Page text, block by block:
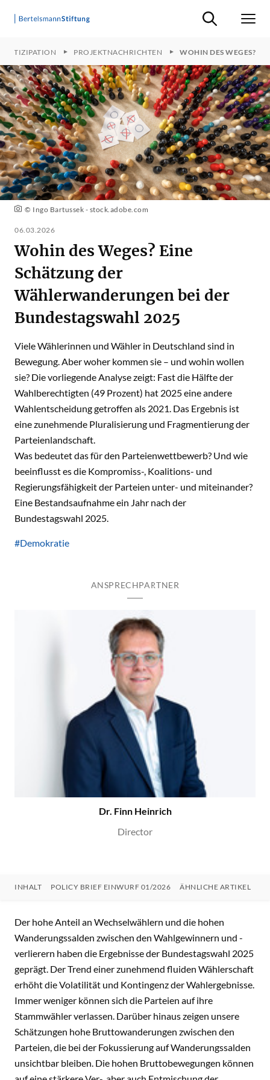
Suche ein-/
PROJEKTNACHRICHTEN WOHIN DES WEGES?
© Ingo Bartussek - stock.adobe.com
06.03.2026
Wohin des Weges? Eine
Schätzung der
Wählerwanderungen bei der
Bundestagswahl 2025
Viele Wählerinnen und Wähler in Deutschland sind in
Bewegung. Aber woher kommen sie – und wohin wollen
sie? Die vorliegende Analyse zeigt: Fast die Hälfte der
Wahlberechtigten (49 Prozent) hat 2025 eine andere
Wahlentscheidung getroffen als 2021. Das Ergebnis ist
eine zunehmende Pluralisierung und Fragmentierung der
Parteienlandschaft.
Was bedeutet das für den Parteienwettbewerb? Und wie
beeinflusst es die Kompromiss-, Koalitions- und
Regierungsfähigkeit der Parteien unter- und miteinander?
Eine Bestandsaufnahme ein Jahr nach der
Bundestagswahl 2025.
#Demokratie
ANSPRECHPARTNER
Dr. Finn Heinrich
Director
INHALT POLICY BRIEF EINWURF 01/2026 ÄHNLICHE ARTIKEL
INHALT
Der hohe Anteil an Wechselwählern und die hohen
Wanderungssalden zwischen den Wahlgewinnern und -
verlierern haben die Ergebnisse der Bundestagswahl 2025
geprägt. Der Trend einer zunehmend fluiden Wählerschaft
erhöht die Volatilität und Kontingenz der Wahlergebnisse.
Immer weniger können sich die Parteien auf ihre
Stammwähler verlassen. Darüber hinaus zeigen unsere
Schätzungen hohe Bruttowanderungen zwischen den
Parteien, die bei der Fokussierung auf Wanderungssalden
unsichtbar bleiben. Die hohen Bruttobewegungen können